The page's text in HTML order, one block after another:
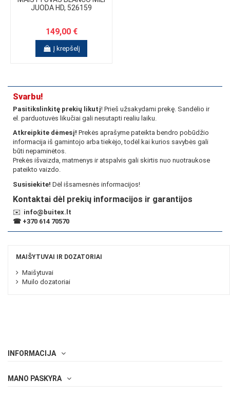
JUODA HD, 526159
149,00 €
Į krepšelį
Svarbu!
Pasitikslinkitę prekių likutį! Prieš užsakydami prekę. Sandėlio ir
el. parduotuvės likučiai gali nesutapti realiu laiku.
Atkreipkite dėmesį! Prekės aprašyme pateikta bendro pobūdžio
informacija iš gamintojo arba tiekėjo, todėl kai kurios savybės gali
būti nepaminėtos.
Prekės išvaizda, matmenys ir atspalvis gali skirtis nuo nuotraukose
pateikto vaizdo.
Susisiekite! Dėl išsamesnės informacijos!
Kontaktai dėl prekių informacijos ir garantijos
✉️ info@buitex.lt
☎ +370 614 70570
MAIŠYTUVAI IR DOZATORIAI
Maišytuvai
Muilo dozatoriai
INFORMACIJA
MANO PASKYRA